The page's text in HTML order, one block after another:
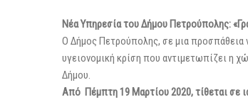
Νέα Υπηρεσία του Δήμου Πετρούπολης:
Ο Δήμος Πετρούπολης, σε μια προσπάθεια
υγειονομική κρίση που αντιμετωπίζει η
Δήμου.
Από Πέμπτη 19 Μαρτίου 2020, τίθεται σε